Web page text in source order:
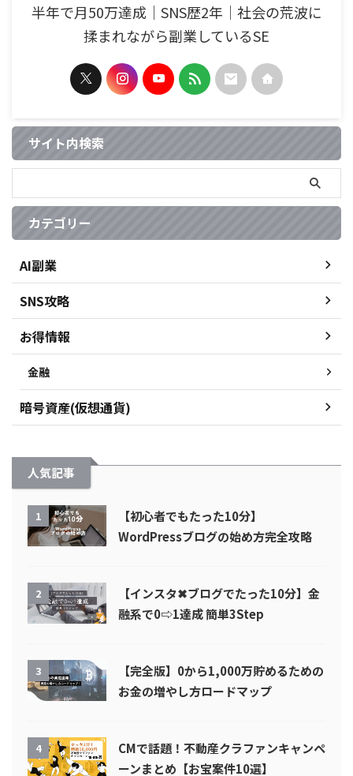
半年で月50万達成｜SNS歴2年｜社会の荒波に
揉まれながら副業しているSE
サイト内検索
カテゴリー
AI副業
SNS攻略
お得情報
金融
暗号資産(仮想通貨)
人気記事
1
【初心者でもたった10分】
WordPressブログの始め方完全攻略
2
【インスタ✖︎ブログでたった10分】金
融系で0⇨1達成 簡単3Step
3
【完全版】0から1,000万貯めるための
お金の増やし方ロードマップ
4
CMで話題！不動産クラファンキャンペ
ーンまとめ【お宝案件10選】